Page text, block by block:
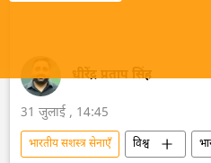
धीरेंद्र प्रताप सिंह
31 जुलाई , 14:45
भारतीय सशस्‍त्र सेनाएँ विश्व